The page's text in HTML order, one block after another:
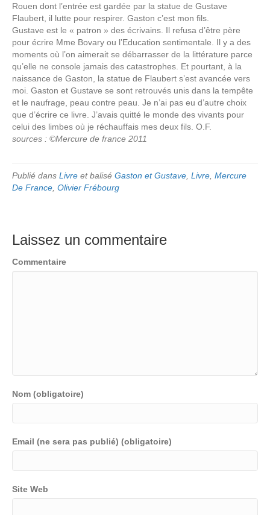
Rouen dont l’entrée est gardée par la statue de Gustave
Flaubert, il lutte pour respirer. Gaston c’est mon fils.
Gustave est le « patron » des écrivains. Il refusa d’être père
pour écrire Mme Bovary ou l’Education sentimentale. Il y a des
moments où l’on aimerait se débarrasser de la littérature parce
qu’elle ne console jamais des catastrophes. Et pourtant, à la
naissance de Gaston, la statue de Flaubert s’est avancée vers
moi. Gaston et Gustave se sont retrouvés unis dans la tempête
et le naufrage, peau contre peau. Je n’ai pas eu d’autre choix
que d’écrire ce livre. J’avais quitté le monde des vivants pour
celui des limbes où je réchauffais mes deux fils. O.F.
sources : ©Mercure de france 2011
Publié dans Livre et balisé Gaston et Gustave Livre Mercure
De France Olivier Frébourg
Laissez un commentaire
Commentaire
Nom (obligatoire)
Email (ne sera pas publié) (obligatoire)
Site Web